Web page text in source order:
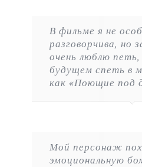
В фильме я не
разговорчива, но
очень люблю
будущем спеть в
как «Поющие под
Мой персонаж
эмоциональную